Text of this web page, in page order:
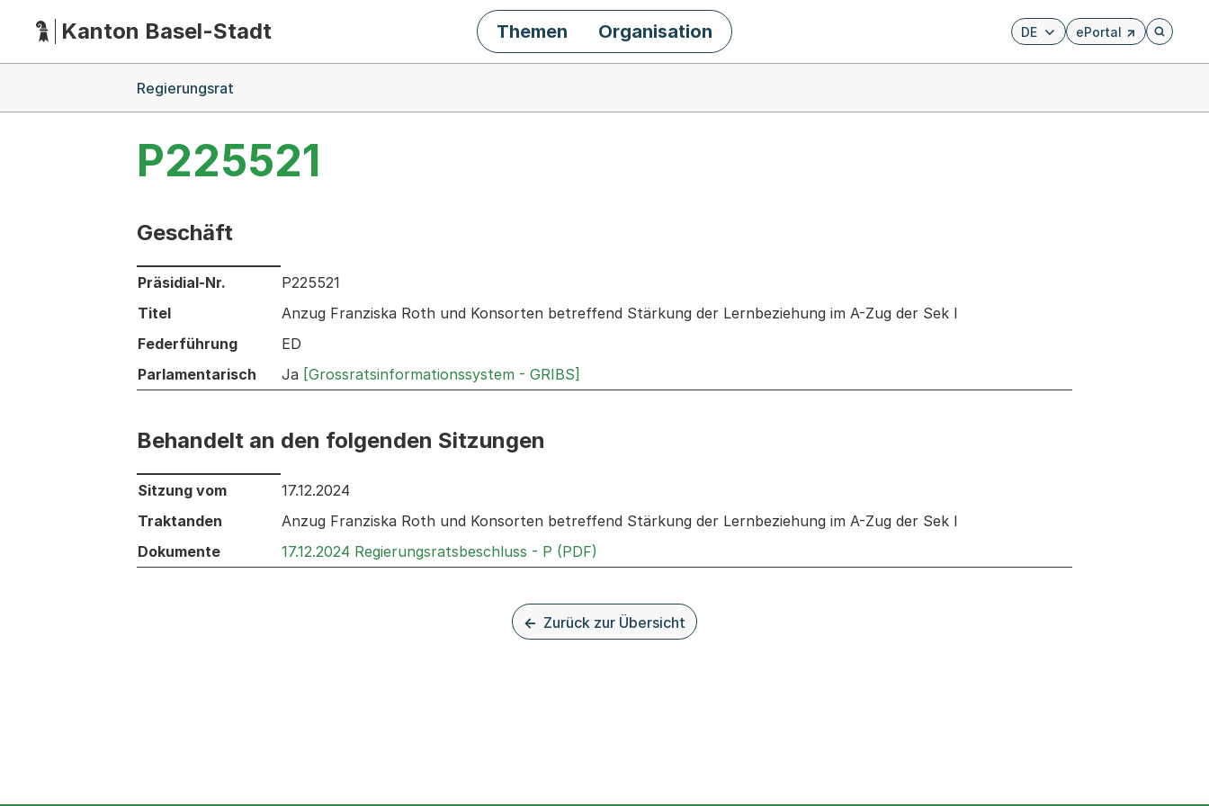
HauptnavigationKanton Basel-Stadt DE ePortal
Externer Link, wird in
Öffnet
Themen Organisation
Regierungsrat
P225521
Geschäft
Informationen zum Ausgewählten Geschäft
Präsidial-Nr.
P225521
Titel
Anzug Franziska Roth und Konsorten betreffend Stärkung der Lernbeziehung im A-Zug der Sek l
Federführung
ED
Parlamentarisch
Ja [Grossratsinformationssystem - GRIBS]
Behandelt an den folgenden Sitzungen
Behandelt an den folgenden Sitzungen: Informationen zu den Sitzungen zum Geschäft
Sitzung vom
17.12.2024
Traktanden
Anzug Franziska Roth und Konsorten betreffend Stärkung der Lernbeziehung im A-Zug der Sek l
Dokumente
17.12.2024 Regierungsratsbeschluss - P (PDF)
Zurück zur Übersicht